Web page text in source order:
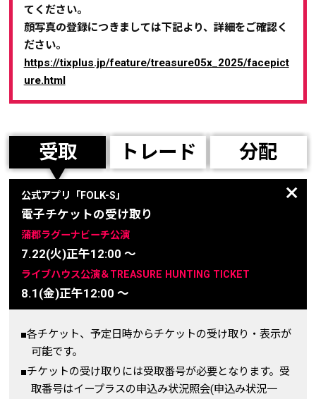
てください。
顔写真の登録につきましては下記より、詳細をご確認く
ださい。
https://tixplus.jp/feature/treasure05x_2025/facepict
ure.html
受取 トレード 分配
公式アプリ「FOLK-S」
電子チケットの受け取り
蒲郡ラグーナビーチ公演
7.22(火)正午12:00 ～
ライブハウス公演＆TREASURE HUNTING TICKET
8.1(金)正午12:00 ～
■各チケット、予定日時からチケットの受け取り・表示が
可能です。
■チケットの受け取りには受取番号が必要となります。受
取番号はイープラスの申込み状況照会(申込み状況一